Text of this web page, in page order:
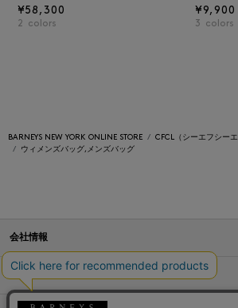
¥58,300
2 colors
¥9,900
3 colors
BARNEYS NEW YORK ONLINE STORE
CFCL（シーエフシーエ
ウィメンズバッグ,メンズバッグ
会社情報
オンラインストアショッピングガイド